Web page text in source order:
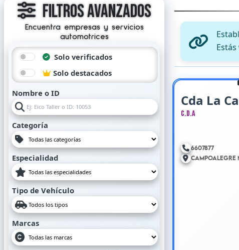
Filtros Avanzados
Encuentra empresas y servicios
automotrices
Solo verificados
Solo destacados
Nombre o ID
Categoría
Especialidad
Tipo de Vehículo
Marcas
Cda La
C.D.A
6607877
Campoalegre